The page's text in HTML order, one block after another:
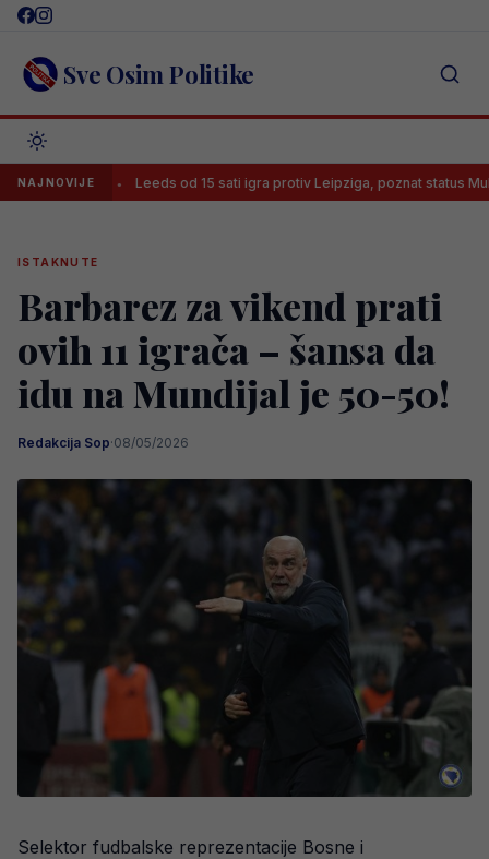
Skip
content Sve Osim Politike
NAJNOVIJELeeds od 15 sati igra protiv Leipziga, poznat status
ISTAKNUTE
Barbarez za vikend prati
ovih 11 igrača – šansa da
idu na Mundijal je 50-50!
Redakcija Sop·08/05/2026
Selektor fudbalske reprezentacije Bosne i